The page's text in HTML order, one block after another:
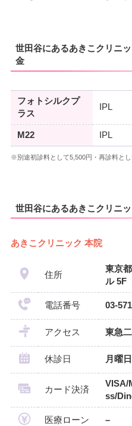
世田谷にあるあきこクリニ
金
フォトシルクプ
ラス
IPL
M22 IPL
※別途初診料として5,500円・再診料と
世田谷にあるあきこクリニ
あきこクリニック 本院
住所
東京
ル 5F
電話番号 03-
アクセス 東急
休診日 月曜
カード決済
VISA/
ss/
医療ローン –